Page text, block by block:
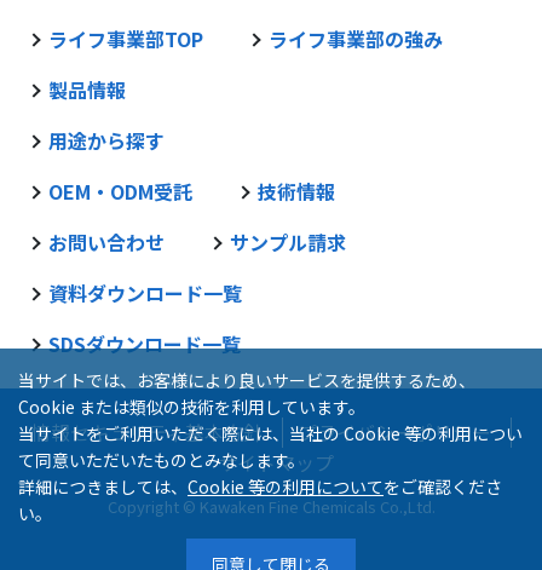
ライフ事業部TOP
ライフ事業部の強み
製品情報
用途から探す
OEM・ODM受託
技術情報
お問い合わせ
サンプル請求
資料ダウンロード一覧
SDSダウンロード一覧
情報セキュリティ基本方針
プライバシーポリシー
サイトマップ
Copyright © Kawaken Fine Chemicals Co.,Ltd.
当サイトでは、お客様により良いサービスを提供するため、
Cookie または類似の技術を利用しています。
当サイトをご利用いただく際には、当社の Cookie 等の利用につい
て同意いただいたものとみなします。
詳細につきましては、 Cookie 等の利用についてをご確認くださ
い。
同意して閉じる